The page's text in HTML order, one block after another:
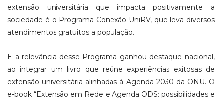
extensão universitária que impacta positivamente a
sociedade é o Programa Conexão UniRV, que leva diversos
atendimentos gratuitos a população.
E a relevância desse Programa ganhou destaque nacional,
ao integrar um livro que reúne experiências exitosas de
extensão universitária alinhadas à Agenda 2030 da ONU. O
e-book “Extensão em Rede e Agenda ODS: possibilidades e